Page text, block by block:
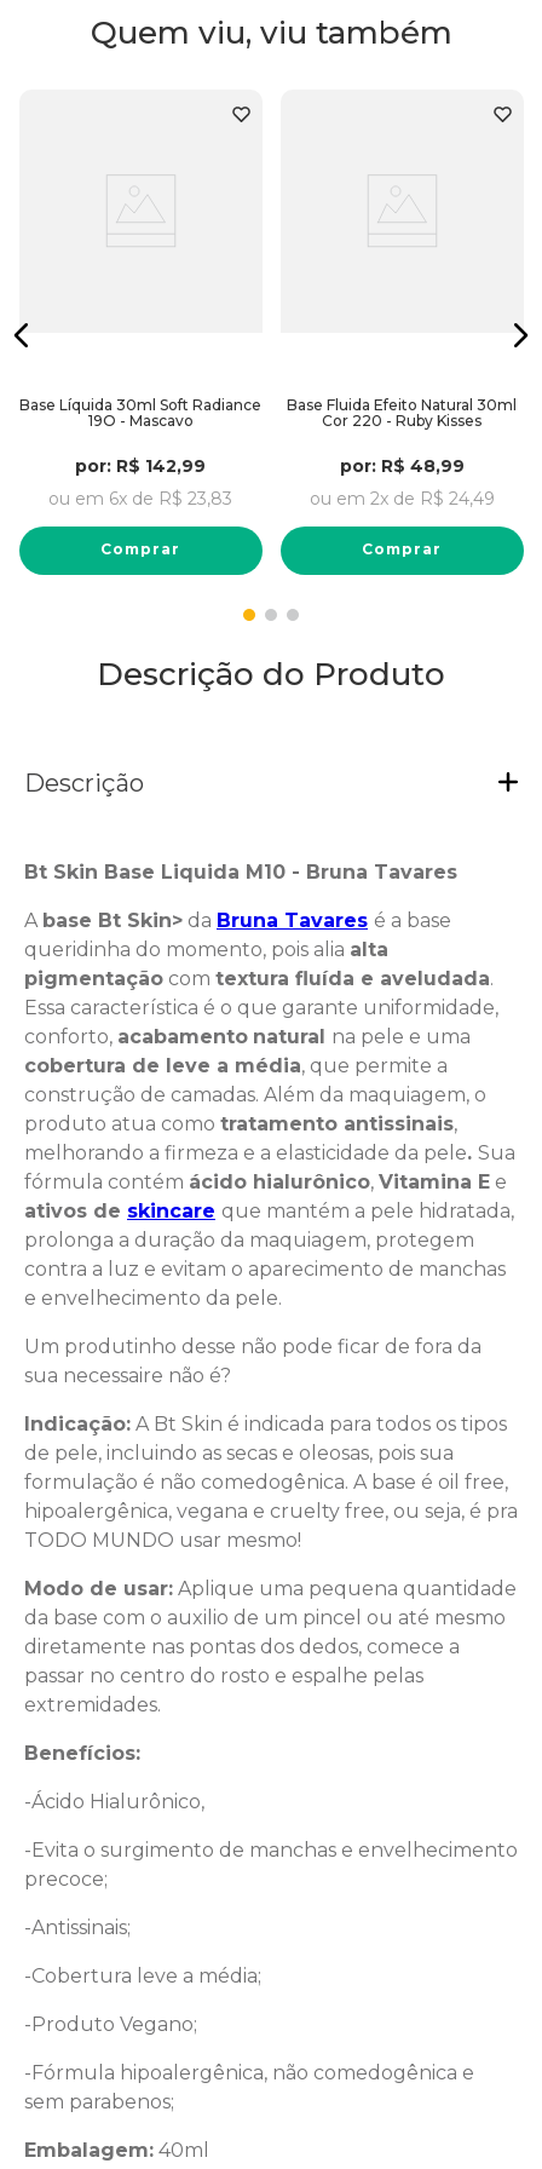
-Ácido Hialurônico,
-Cobertura leve a média;
-Produto Vegano;
Embalagem:
Quem viu, viu também
Base Líquida 30ml Soft Radiance
19O - Mascavo
por: R$ 142,99
ou em 6x de R$ 23,83
Comprar
Base Fluida Efeito Natural 30ml
Cor 220 - Ruby Kisses
por: R$ 48,99
ou em 2x de R$ 24,49
Comprar
Descrição do Produto
Descrição
Bt Skin Base Liquida M10 - Bruna Tavares
A base Bt Skin> da Bruna Tavares é a base
queridinha do momento, pois alia alta
pigmentação com textura fluída e aveludada.
Essa característica é o que garante uniformidade,
conforto, acabamento natural na pele e uma
cobertura de leve a média, que permite a
construção de camadas. Além da maquiagem, o
produto atua como tratamento antissinais,
melhorando a firmeza e a elasticidade da pele. Sua
fórmula contém ácido hialurônico, Vitamina E e
ativos de skincare que mantém a pele hidratada,
prolonga a duração da maquiagem, protegem
contra a luz e evitam o aparecimento de manchas
e envelhecimento da pele.
Um produtinho desse não pode ficar de fora da
sua necessaire não é?
Indicação: A Bt Skin é indicada para todos os tipos
de pele, incluindo as secas e oleosas, pois sua
formulação é não comedogênica. A base é oil free,
hipoalergênica, vegana e cruelty free, ou seja, é pra
TODO MUNDO usar mesmo!
Modo de usar: Aplique uma pequena quantidade
da base com o auxilio de um pincel ou até mesmo
diretamente nas pontas dos dedos, comece a
passar no centro do rosto e espalhe pelas
extremidades.
Benefícios:
-Ácido Hialurônico,
-Evita o surgimento de manchas e envelhecimento
precoce;
-Antissinais;
-Cobertura leve a média;
-Produto Vegano;
-Fórmula hipoalergênica, não comedogênica e
sem parabenos;
Embalagem: 40ml